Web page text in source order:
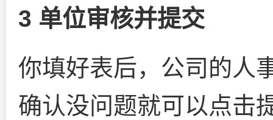
3 单位审核并提交
你填好表后，公司的人
确认没问题就可以点击